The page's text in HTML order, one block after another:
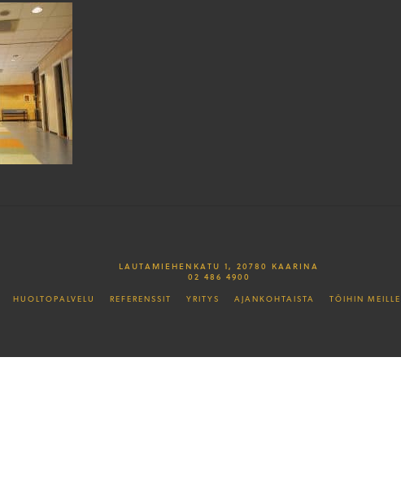
LAUTAMIEHENKATU 1, 20780 KAARINA
02 486 4900
HUOLTOPALVELU REFERENSSIT YRITYS AJANKOHTAISTA TÖIHIN MEILLE